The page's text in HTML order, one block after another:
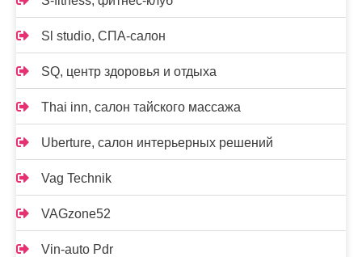
Sl studio, СПА-салон
SQ, центр здоровья и отдыха
Thai inn, салон тайского массажа
Uberture, салон интерьерных решений
Vag Technik
VAGzone52
Vin-auto Pdr